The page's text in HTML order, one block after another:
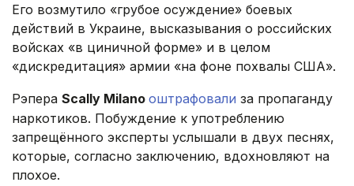
Его возмутило «грубое осуждение» боевых
действий в Украине, высказывания о российских
войсках «в циничной форме» и в целом
«дискредитация» армии «на фоне похвалы США».
Рэпера Scally Milano оштрафовали за пропаганду
наркотиков. Побуждение к употреблению
запрещённого эксперты услышали в двух песнях,
которые, согласно заключению, вдохновляют на
плохое.